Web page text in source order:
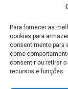
Para fornecer as
cookies para
consentimento para
como
consentir ou retirar
recursos e funções.
MAPA DO SITE